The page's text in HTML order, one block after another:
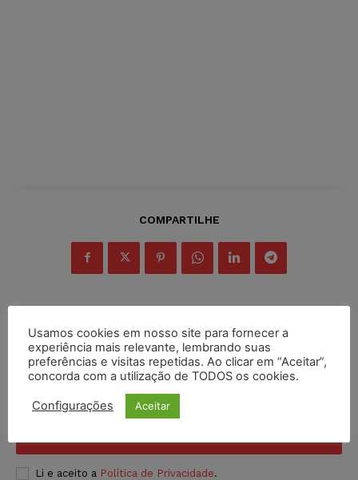
COMPARTILHE
Inscreva-se
Li e aceito a Política de Privacidade.
Usamos cookies em nosso site para fornecer a
experiência mais relevante, lembrando suas
preferências e visitas repetidas. Ao clicar em “Aceitar”,
concorda com a utilização de TODOS os cookies.
Configurações Aceitar